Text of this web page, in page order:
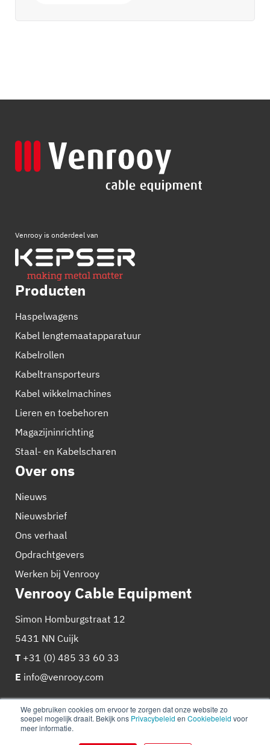
We gebruiken cookies om ervoor te zorgen dat onze website zo
soepel mogelijk draait. Bekijk ons Privacybeleid en Cookiebeleid voor
meer informatie.
Venrooy is onderdeel van
Producten
Haspelwagens
Kabel lengtemaatapparatuur
Kabelrollen
Kabeltransporteurs
Kabel wikkelmachines
Lieren en toebehoren
Magazijninrichting
Staal- en Kabelscharen
Over ons
Nieuws
Nieuwsbrief
Ons verhaal
Opdrachtgevers
Werken bij Venrooy
Venrooy Cable Equipment
Simon Homburgstraat 12
5431 NN Cuijk
T +31 (0) 485 33 60 33
E info@venrooy.com